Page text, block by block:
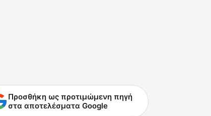
Προσθήκη ως προτιμώμενη πηγή
στα αποτελέσματα Google